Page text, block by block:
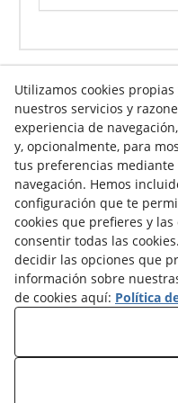
Info venta online
Contacto
Av. Tarragona, s/n
25300 Tàrrega(Lleida)
973 310 732
Utilizamos cookies
nuestros servicios y
experiencia de
y, opcionalmente, para
tus preferencias
navegación. Hemos
configuración que te
cookies que prefieres y las
consentir todas las
decidir las opciones que
información sobre
de cookies aquí: Política